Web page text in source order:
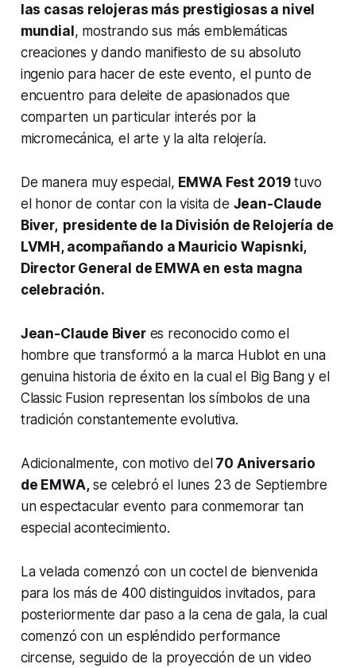
las casas relojeras más prestigiosas a nivel
mundial, mostrando sus más emblemáticas
creaciones y dando manifiesto de su absoluto
ingenio para hacer de este evento, el punto de
encuentro para deleite de apasionados que
comparten un particular interés por la
micromecánica, el arte y la alta relojería.
De manera muy especial, EMWA Fest 2019tuvo
el honor de contar con la visita de Jean-Claude
Biver, presidente de la División de Relojería de
LVMH, acompañando a Mauricio Wapisnki,
Director General de EMWA en esta magna
celebración.
Jean-Claude Biveres reconocido como el
hombre que transformó a la marca Hublot en una
genuina historia de éxito en la cual el Big Bang y el
Classic Fusion representan los símbolos de una
tradición constantemente evolutiva.
Adicionalmente, con motivo del70 Aniversario
de EMWA,se celebró el lunes 23 de Septiembre
un espectacular evento para conmemorar tan
especial acontecimiento.
La velada comenzó con un coctel de bienvenida
para los más de 400 distinguidos invitados, para
posteriormente dar paso a la cena de gala, la cual
comenzó con un espléndido performance
circense, seguido de la proyección de un video